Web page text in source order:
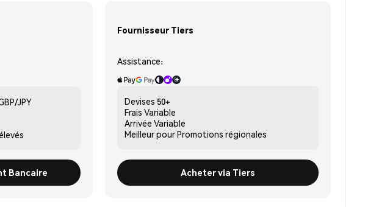
JPY
Bancaire
Fournisseur Tiers
Assistance:
Devises 50+
Frais Variable
Arrivée Variable
Meilleur pourPromotions régionales
Acheter via Tiers